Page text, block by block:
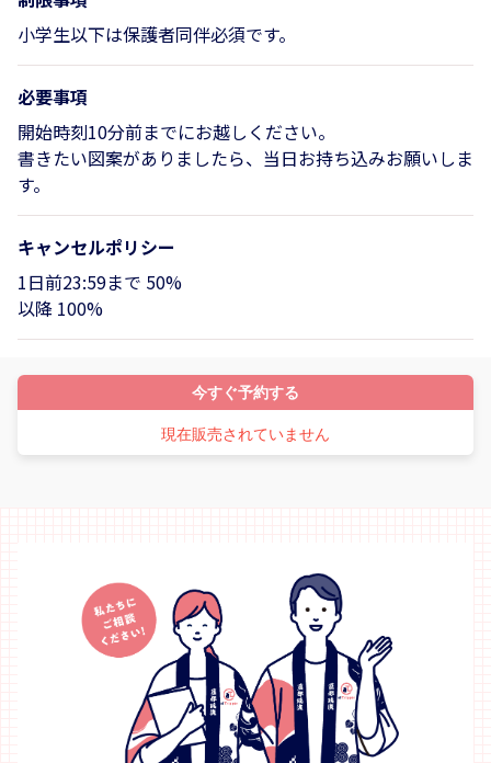
小学生以下は保護者同伴必須です。
必要事項
開始時刻10分前までにお越しください。
書きたい図案がありましたら、当日お持ち込みお願いしま
す。
キャンセルポリシー
1日前23:59まで 50%
以降 100%
今すぐ予約する
現在販売されていません